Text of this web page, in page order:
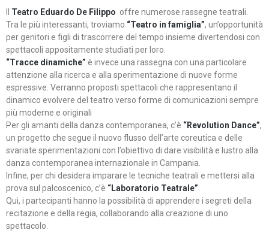
Teatro Eduardo De Filippo offre numerose rassegne teatrali.
Tra le più interessanti, troviamo “Teatro in famiglia”, un’opportunità
per genitori e figli di trascorrere del tempo insieme divertendosi con
spettacoli appositamente studiati per loro.
“Tracce dinamiche” è invece una rassegna con una particolare
attenzione alla ricerca e alla sperimentazione di nuove forme
espressive. Verranno proposti spettacoli che rappresentano il
dinamico evolvere del teatro verso forme di comunicazioni sempre
più moderne e originali
Per gli amanti della danza contemporanea, c’è “Revolution Dance”,
un progetto che segue il nuovo flusso dell’arte coreutica e delle
svariate sperimentazioni con l’obiettivo di dare visibilità e lustro alla
danza contemporanea internazionale in Campania.
Infine, per chi desidera imparare le tecniche teatrali e mettersi alla
prova sul palcoscenico, c’è “Laboratorio Teatrale”
Qui, i partecipanti hanno la possibilità di apprendere i segreti della
recitazione e della regia, collaborando alla creazione di uno
spettacolo.